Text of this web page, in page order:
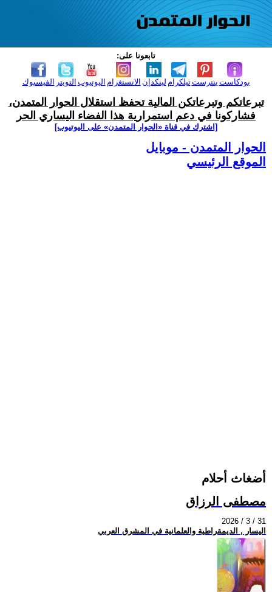
تابعونا على:
الفيسبوك التويتر اليوتيوب الانستغرام لينكدإن تيلكرامبنترست بودكاست
تبرعاتكم وتبرعاتكن المالية تحفظ استقلال الحوار المتمدن،
فشاركونا في دعم استمرارية هذا الفضاء اليساري الحر
[اشترك في قناة ‫«الحوار المتمدن» على اليوتيوب]
الحوار المتمدن - موبايل
الموقع الرئيسي
أضغاث أحلام
مصطفى الرزاق
2026 / 3 / 31
اليسار , الديمقراطية والعلمانية في المشرق العربي